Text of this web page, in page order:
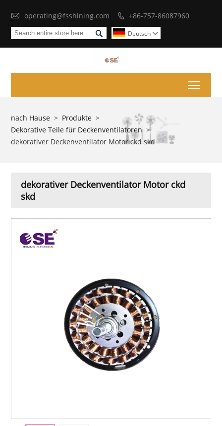
 operating@fsshining.com  +86-757-86087960
 Deutsch 
nach Hause > Produkte >
Dekorative Teile für Deckenventilatoren >
dekorativer Deckenventilator Motor ckd skd
dekorativer Deckenventilator Motor ckd
skd